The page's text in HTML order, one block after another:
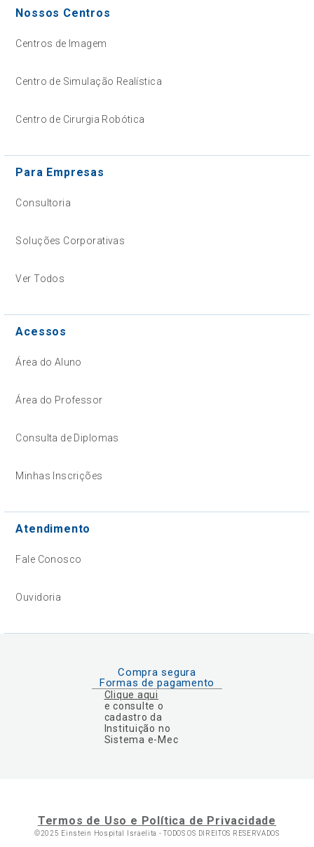
Nossos Centros
Centros de Imagem
Centro de Simulação Realística
Centro de Cirurgia Robótica
Para Empresas
Consultoria
Soluções Corporativas
Ver Todos
Acessos
Área do Aluno
Área do Professor
Consulta de Diplomas
Minhas Inscrições
Atendimento
Fale Conosco
Ouvidoria
Compra segura
Formas de pagamento
Clique aqui
e consulte o
cadastro da
Instituição no
Sistema e-Mec
Termos de Uso e Política de Privacidade
©2025 Einstein Hospital Israelita -TODOS OS DIREITOS RESERVADOS